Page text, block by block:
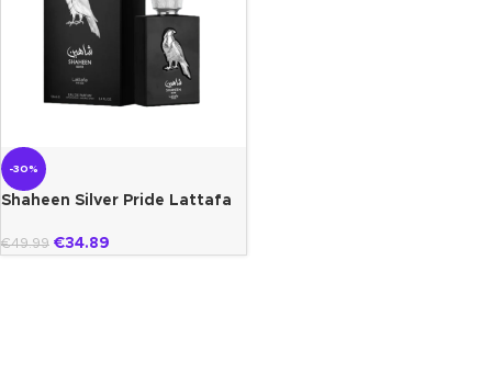
-30%
Shaheen Silver Pride Lattafa
€49.99 €34.89